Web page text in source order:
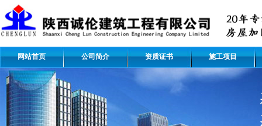
网站首页 公司简介 资质证书 施工项目